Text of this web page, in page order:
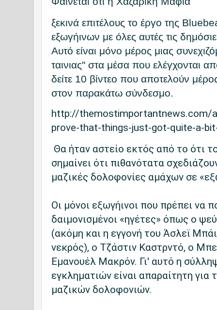
ξεκινά επιτέλους το έργο της
εξωγήινων με όλες αυτές τις
Αυτό είναι μόνο μέρος μιας
ταινιας" στα μέσα που ελέγχονται
δείτε 10 βίντεο που αποτελούν
στον παρακάτω σύνδεσμο.
http://themostimportantnews.com/
prove-that-things-just-got-quite-a-
Θα ήταν αστείο εκτός από το ότι
σημαίνει ότι πιθανότατα
μαζικές δολοφονίες αμάχων σε
Οι μόνοι εξωγήινοι που πρέπει να
δαιμονισμένοι «ηγέτες» όπως ο
(ακόμη και η εγγονή του Άσλεϊ
νεκρός), ο Τζάστιν Καστρντό, ο
Εμανουέλ Μακρόν. Γι' αυτό η
εγκληματιών είναι απαραίτητη
μαζικών δολοφονιών.